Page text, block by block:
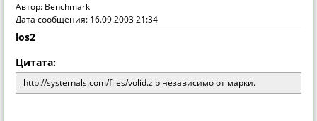
Автор: Benchmark
Дата сообщения: 16.09.2003 21:34
los2
Цитата:
_http://systernals.com/files/volid.zip независимо от марки.